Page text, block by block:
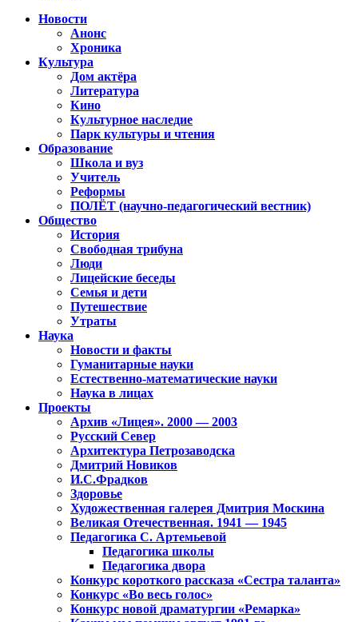
Новости
Анонс
Хроника
Культура
Дом актёра
Литература
Кино
Культурное наследие
Парк культуры и чтения
Образование
Школа и вуз
Учитель
Реформы
ПОЛЁТ (научно-педагогический вестник)
Общество
История
Свободная трибуна
Люди
Лицейские беседы
Семья и дети
Путешествие
Утраты
Наука
Новости и факты
Гуманитарные науки
Естественно-математические науки
Наука в лицах
Проекты
Архив «Лицея». 2000 — 2003
Русский Север
Архитектура Петрозаводска
Дмитрий Новиков
И.С.Фрадков
Здоровье
Художественная галерея Дмитрия Москина
Великая Отечественная. 1941 — 1945
Педагогика С. Артемьевой
Педагогика школы
Педагогика двора
Конкурс короткого рассказа «Сестра таланта»
Конкурс «Во весь голос»
Конкурс новой драматургии «Ремарка»